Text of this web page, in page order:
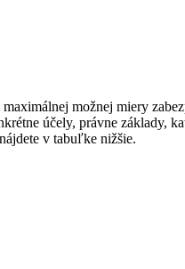
možnej miery
účely, právne základy,
v tabuľke nižšie.